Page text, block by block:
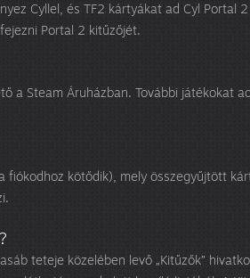
Cyllel, és TF2 kártyákat ad Cyl Portal
Portal 2 kitűzőjét.
a Steam Áruházban. További játékokat
fiókodhoz kötődik), mely összegyűjtött
teteje közelében levő „Kitűzők”